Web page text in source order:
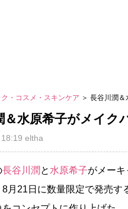
ク・コスメ・スキンケア ＞ 長谷川潤
＆水原希子がメイク
eltha
長谷川潤と 水原希子がメー
8月21日に数量限定で発売